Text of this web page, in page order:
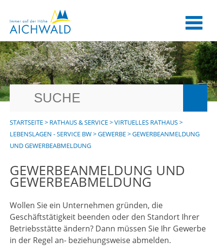
STARTSEITE> RATHAUS & SERVICE>VIRTUELLES RATHAUS>
LEBENSLAGEN - SERVICE BW>GEWERBE>GEWERBEANMELDUNG
UND GEWERBEABMELDUNG
GEWERBEANMELDUNG UND
GEWERBEABMELDUNG
Wollen Sie ein Unternehmen gründen, die
Geschäftstätigkeit beenden oder den Standort Ihrer
Betriebsstätte ändern? Dann müssen Sie Ihr Gewerbe
in der Regel an- beziehungsweise abmelden.